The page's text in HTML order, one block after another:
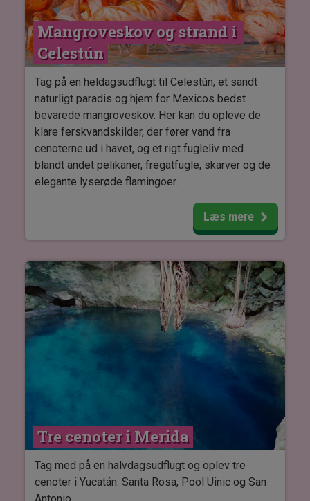
Mangroveskov og strand i
Celestún
Tag på en heldagsudflugt til Celestún, et sandt
naturligt paradis og hjem for Mexicos bedst
bevarede mangroveskov. Her kan du opleve de
klare ferskvandskilder, der fører vand fra
cenoterne ud i havet, og et rigt fugleliv med
blandt andet pelikaner, fregatfugle, skarver og de
elegante lyserøde flamingoer.
Turen begynder med en bådtur gennem den
fredfyldte lagune, hvor du kommer tæt på
Efter sejlturen fortsætter dagen ved Celestúns
smukke strand, hvor du kan nyde din egen
medbragte frokost med udsigt over havet og
tage en afslappende svømmetur i Den
Mexicanske Gulfs smaragdgrønne vand.
Læs mere
Tre cenoter i Merida
Tag med på en halvdagsudflugt og oplev tre
cenoter i Yucatán: Santa Rosa, Pool Uinic og San